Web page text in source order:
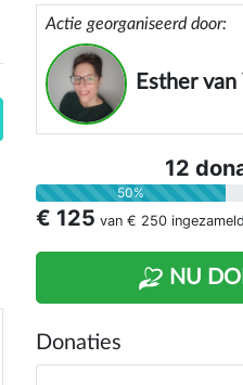
Actie georganiseerd door:
Esther
12
50%
€ 125 van € 250 ingezameld
NU
Donaties